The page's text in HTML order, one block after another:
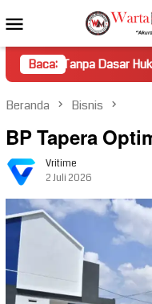
ke
kontenMobile
Baca:
Dasar Hukum Picu
Beranda Bisnis
BP Tapera
Vritime
2 Juli 2026